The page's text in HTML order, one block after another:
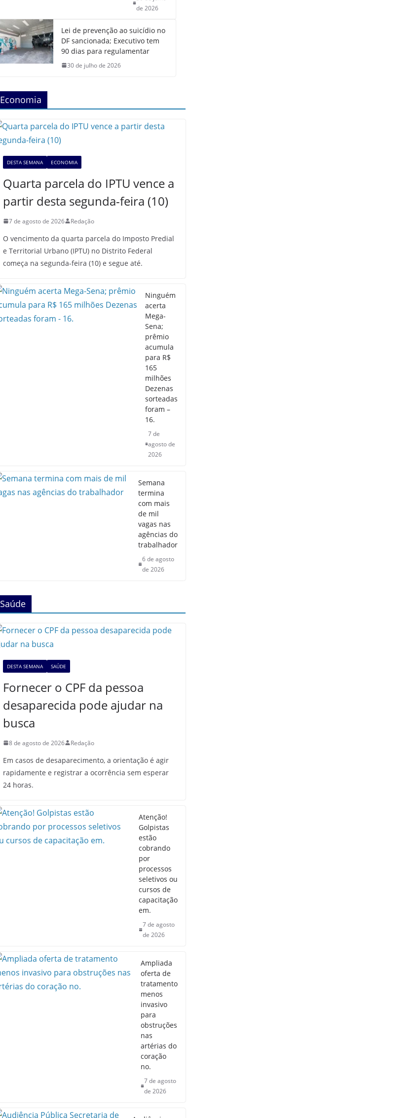
de 2026
Lei de prevenção ao suicídio no
DF sancionada; Executivo tem
90 dias para regulamentar
30 de julho de 2026
Economia
DESTA SEMANA ECONOMIA
Quarta parcela do IPTU vence a
partir desta segunda-feira (10)
7 de agosto de 2026 Redação
O vencimento da quarta parcela do Imposto Predial
e Territorial Urbano (IPTU) no Distrito Federal
começa na segunda-feira (10) e segue até.
Ninguém
acerta
Mega-
Sena;
prêmio
acumula
para R$
165
milhões
Dezenas
sorteadas
foram –
16.
7 de
agosto de
2026
Semana
termina
com mais
de mil
vagas nas
agências do
trabalhador
6 de agosto
de 2026
Saúde
DESTA SEMANA SAÚDE
Fornecer o CPF da pessoa
desaparecida pode ajudar na
busca
8 de agosto de 2026 Redação
Em casos de desaparecimento, a orientação é agir
rapidamente e registrar a ocorrência sem esperar
24 horas.
Atenção!
Golpistas
estão
cobrando
por
processos
seletivos ou
cursos de
capacitação
em.
7 de agosto
de 2026
Ampliada
oferta de
tratamento
menos
invasivo
para
obstruções
nas
artérias do
coração
no.
7 de agosto
de 2026